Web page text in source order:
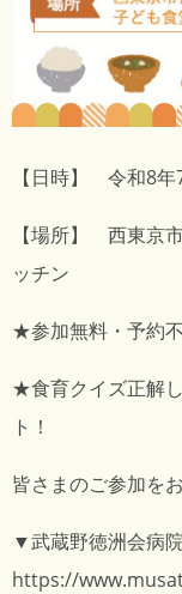
【日時】 令和8
【場所】 西東京
ッチン
★参加無料・予約不
★食育クイズ正解
ト！
皆さまのご参加を
▼武蔵野徳洲会病
https://